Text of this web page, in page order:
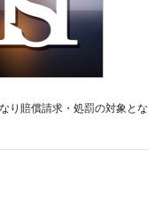
り賠償請求・処罰の対象とな